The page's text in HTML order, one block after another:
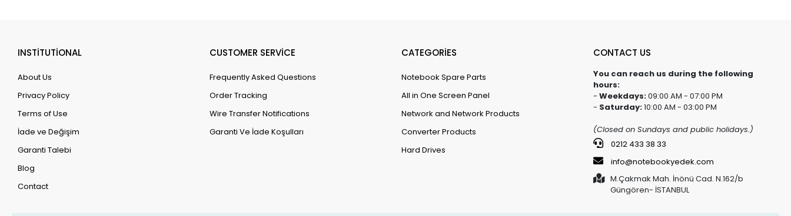
INSTİTUTİONAL
About Us
Privacy Policy
Terms of Use
İade ve Değişim
Garanti Talebi
Blog
Contact
CUSTOMER SERVİCE
Frequently Asked Questions
Order Tracking
Wire Transfer Notifications
Garanti Ve İade Koşulları
CATEGORİES
Notebook Spare Parts
All in One Screen Panel
Network and Network Products
Converter Products
Hard Drives
CONTACT US
You can reach us during the following
hours:
- Weekdays:09:00 AM - 07:00 PM
- Saturday:10:00 AM - 03:00 PM
(Closed on Sundays and public holidays.)
0212 433 38 33
info@notebookyedek.com
M.Çakmak Mah. İnönü Cad. N.162/b
Güngören- İSTANBUL